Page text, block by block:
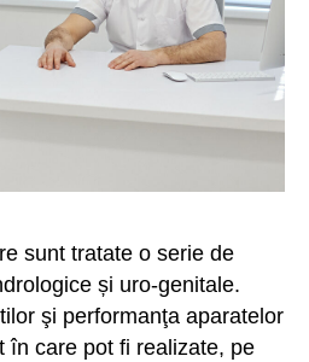
sunt tratate o serie de
și uro-genitale.
şi performanţa aparatelor
în care pot fi realizate, pe